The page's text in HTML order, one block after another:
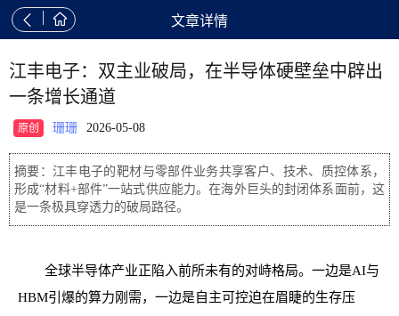
  文章详情
江丰电子：双主业破局，在半导体硬壁垒中辟出
一条增长通道
原创 珊珊 2026-05-08
摘要：江丰电子的靶材与零部件业务共享客户、技术、质控体系，
形成“材料+部件”一站式供应能力。在海外巨头的封闭体系面前，这
是一条极具穿透力的破局路径。
全球半导体产业正陷入前所未有的对峙格局。一边是AI与
HBM引爆的算力刚需，一边是自主可控迫在眉睫的生存压